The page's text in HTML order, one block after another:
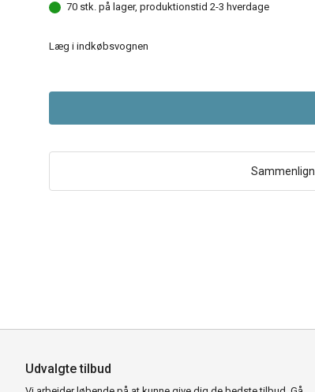
70 stk. på lager, produktionstid 2-3 hverdage
Læg i indkøbsvognen
Sammenlign
Udvalgte tilbud